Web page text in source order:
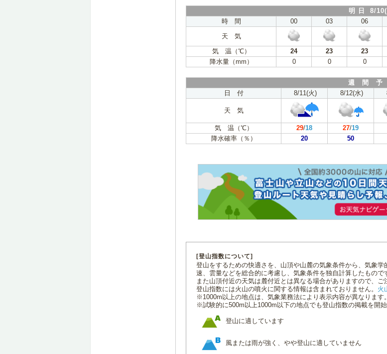
明 日 8/
時 間
00 03 06
天 気
気 温（℃）
24 23 23
降水量（mm）
0 0 0
週 間 予
日 付
8/11(火) 8/12(水)
天 気
気 温（℃） 29/18 27/19
降水確率（％）
20 50
[登山指数について]
登山をするための快適さを、山頂や山麓の気象条件から、気象
速、雲量などを総合的に考慮し、気象条件を独自計算したもので
また山頂付近の天気は麓付近とは異なる場合がありますので、ご
登山指数には火山の噴火に関する情報は含まれておりません。 火
※1000m以上の地点は、気象業務法により表示内容が異なります。
※試験的に500m以上1000m以下の地点でも登山指数の掲載を開始
登山に適しています
風または雨が強く、やや登山に適していません